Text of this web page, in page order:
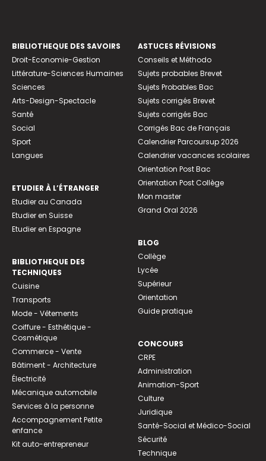
BIBLIOTHEQUE DES SAVOIRS
Droit-Economie-Gestion
Littérature-Sciences Humaines
Sciences
Arts-Design-Spectacle
Santé
Social
Sport
Langues
ETUDIER À L’ÉTRANGER
Etudier au Canada
Etudier en Suisse
Etudier en Espagne
BIBLIOTHEQUE DES
TECHNIQUES
Cuisine
Transports
Mode - Vêtements
Coiffure - Esthétique -
Cosmétique
Commerce - Vente
Bâtiment - Architecture
Électricité
Mécanique automobile
Services à la personne
Accompagnement Petite
enfance
Kit auto-entrepreneur
ASTUCES RÉVISIONS
Conseils et Méthodo
Sujets probables Brevet
Sujets Probables Bac
Sujets corrigés Brevet
Sujets corrigés Bac
Corrigés Bac de Français
Calendrier Parcoursup 2026
Calendrier vacances scolaires
Orientation Post Bac
Orientation Post Collège
Mon master
Grand Oral 2026
BLOG
Collège
Lycée
Supérieur
Orientation
Guide pratique
CONCOURS
CRPE
Administration
Animation-Sport
Culture
Juridique
Santé-Social et Médico-Social
Sécurité
Technique